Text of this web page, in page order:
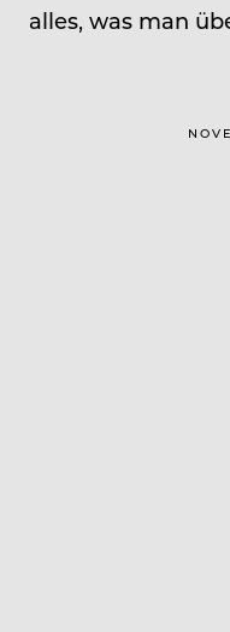
alles, was man